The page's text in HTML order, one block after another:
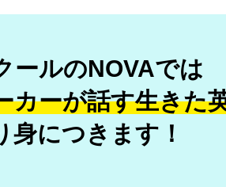
ールのNOVAでは
カーが話す生きた
身につきます！